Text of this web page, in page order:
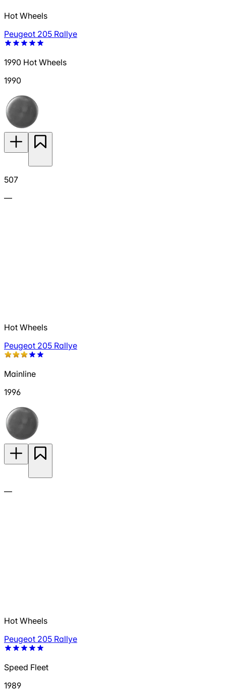
Hot Wheels
Peugeot 205 Rallye
1990 Hot Wheels
1990
507
—
Hot Wheels
Peugeot 205 Rallye
Mainline
1996
—
Hot Wheels
Peugeot 205 Rallye
Speed Fleet
1989